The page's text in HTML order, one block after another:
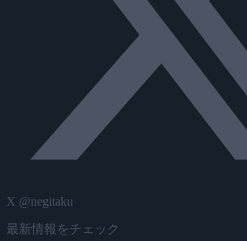
X @negitaku
最新情報をチェック